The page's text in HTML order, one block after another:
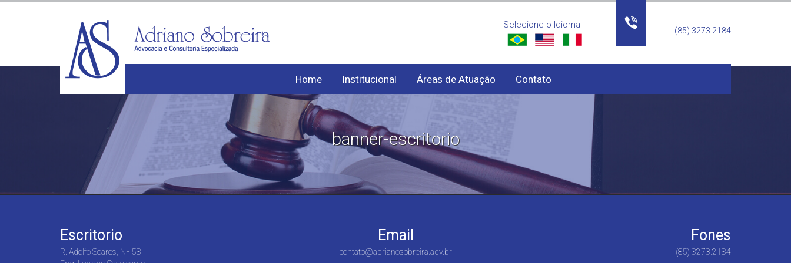
Selecione o Idioma
+(85) 3273.2184
Home Institucional Áreas de Atuação Contato
banner-escritorio
Escritorio
R. Adolfo Soares, Nº 58
Email
contato@adrianosobreira.adv.br
Fones
+(85) 3273.2184